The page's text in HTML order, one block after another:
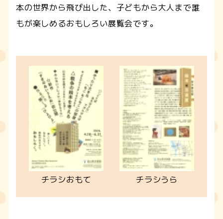
本の世界から飛び出した、子どもから大人まで誰
もが楽しめるおもしろい展覧会です。
チラシおもて チラシうら